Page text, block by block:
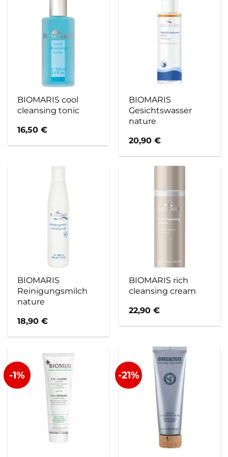
BIOMARIS cool
cleansing tonic
16,50€
BIOMARIS
Gesichtswasser
nature
20,90€
BIOMARIS
Reinigungsmilch
nature
18,90€
BIOMARIS rich
cleansing cream
22,90€
-1% -21%